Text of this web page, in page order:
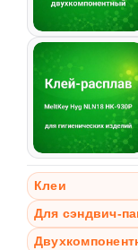
Клеи
Для сэндвич-